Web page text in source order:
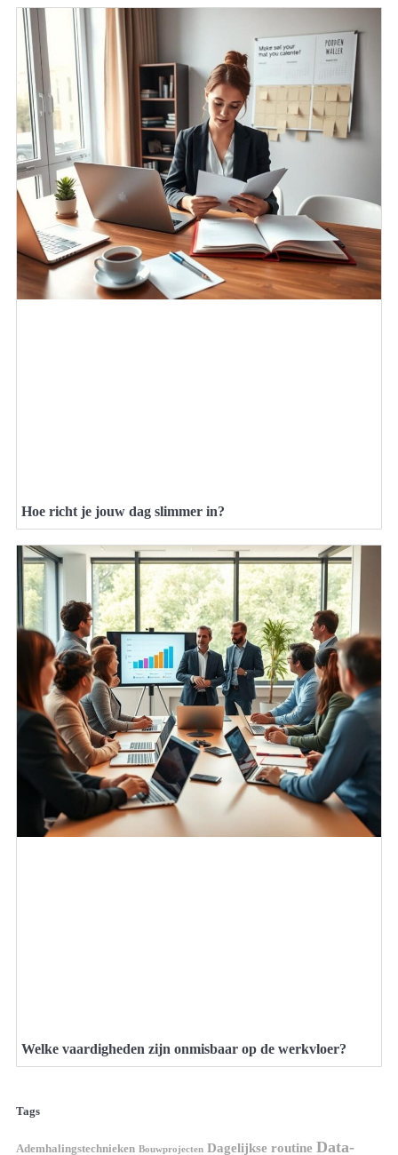
Hoe richt je jouw dag slimmer in?
Welke vaardigheden zijn onmisbaar op de werkvloer?
Tags
Ademhalingstechnieken Bouwprojecten Dagelijkse routine Data-